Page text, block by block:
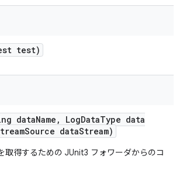
test)
dataName , LogDataType data
Source dataStream)
取得するための JUnit3 フォワーダからのコ